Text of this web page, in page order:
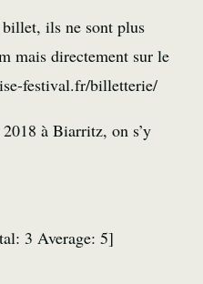
billet, ils ne sont plus
mais directement sur le
festival.fr/billetterie/
à Biarritz, on s’y
3 Average: 5]